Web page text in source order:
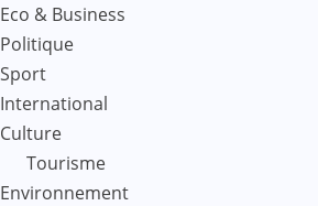
Eco & Business
Politique
Sport
International
Culture
Tourisme
Environnement